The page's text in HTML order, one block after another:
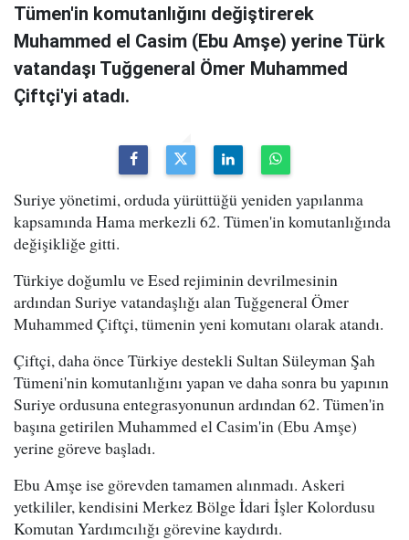
Tümen'in komutanlığını değiştirerek
Muhammed el Casim (Ebu Amşe) yerine Türk
vatandaşı Tuğgeneral Ömer Muhammed
Çiftçi'yi atadı.
Suriye yönetimi, orduda yürüttüğü yeniden yapılanma
kapsamında Hama merkezli 62. Tümen'in komutanlığında
değişikliğe gitti.
Türkiye doğumlu ve Esed rejiminin devrilmesinin
ardından Suriye vatandaşlığı alan Tuğgeneral Ömer
Muhammed Çiftçi, tümenin yeni komutanı olarak atandı.
Çiftçi, daha önce Türkiye destekli Sultan Süleyman Şah
Tümeni'nin komutanlığını yapan ve daha sonra bu yapının
Suriye ordusuna entegrasyonunun ardından 62. Tümen'in
başına getirilen Muhammed el Casim'in (Ebu Amşe)
yerine göreve başladı.
Ebu Amşe ise görevden tamamen alınmadı. Askeri
yetkililer, kendisini Merkez Bölge İdari İşler Kolordusu
Komutan Yardımcılığı görevine kaydırdı.